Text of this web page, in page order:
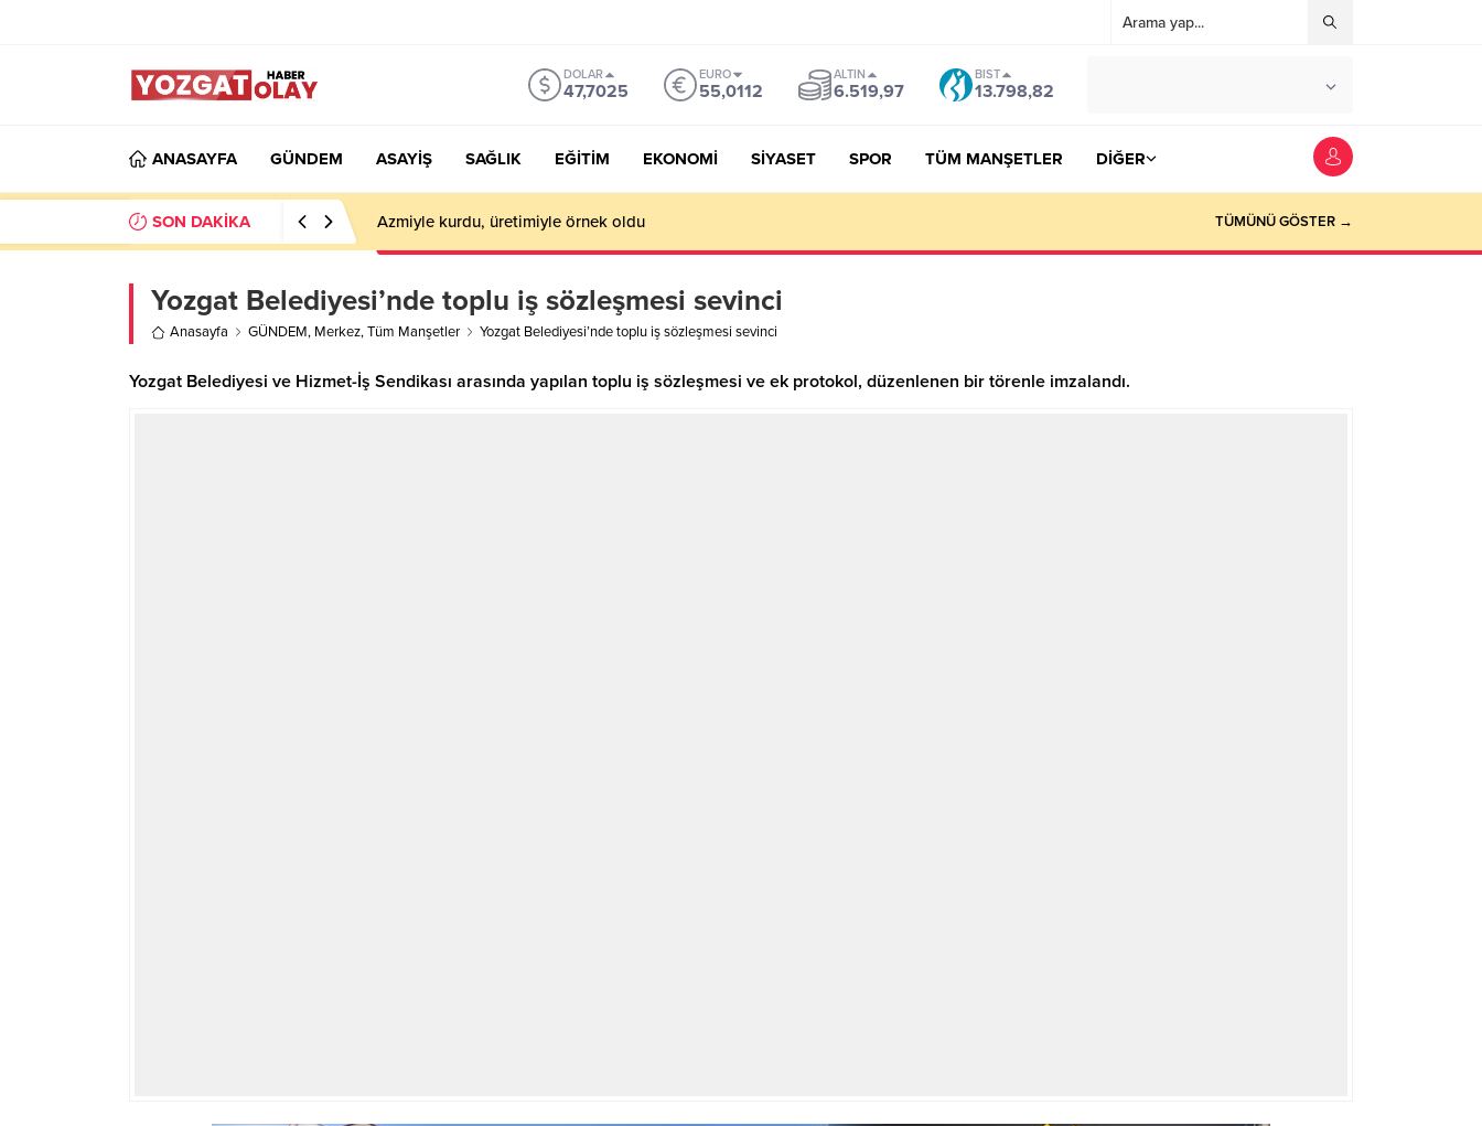
DOLAR
47,7025
EURO
55,0112
ALTIN
6.519,97
BIST
13.798,82
ANASAYFA GÜNDEM ASAYİŞ SAĞLIK EĞİTİM EKONOMİ SİYASET SPOR TÜM MANŞETLER DİĞER
SON DAKİKA Azmiyle kurdu, üretimiyle örnek oldu TÜMÜNÜ GÖSTER →
Yozgat Belediyesi’nde toplu iş sözleşmesi sevinci
Anasayfa GÜNDEM, Merkez,Tüm Manşetler Yozgat Belediyesi’nde toplu iş sözleşmesi sevinci
Yozgat Belediyesi ve Hizmet-İş Sendikası arasında yapılan toplu iş sözleşmesi ve ek protokol, düzenlenen bir törenle imzalandı.